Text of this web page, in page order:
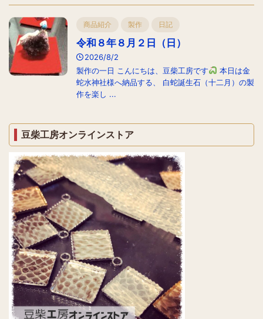
商品紹介 製作 日記
令和８年８月２日（日）
2026/8/2
製作の一日 こんにちは、豆柴工房です
本日は金
蛇水神社様へ納品する、 白蛇誕生石（十二月）の製
作を楽し ...
豆柴工房オンラインストア